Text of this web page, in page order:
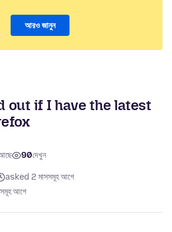
আরও জানুন
out if I have the latest
90দেখুন
asked 2 মাসসমূহ আগে
আগে